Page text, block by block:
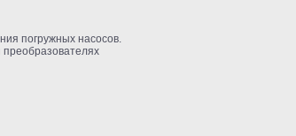
погружных насосов.
преобразователях